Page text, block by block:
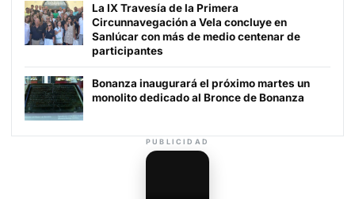
La IX Travesía de la Primera
Circunnavegación a Vela concluye en
Sanlúcar con más de medio centenar de
participantes
Bonanza inaugurará el próximo martes un
monolito dedicado al Bronce de Bonanza
PUBLICIDAD